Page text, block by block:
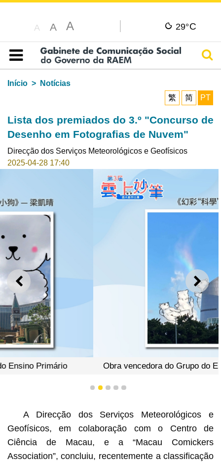
A A A 29°C
Índice
Início
Notícias
繁
简 PT
Lista dos premiados do 3.º "Concurso de
Desenho em Fotografias de Nuvem"
Direcção dos Serviços Meteorológicos e Geofísicos
2025-04-28 17:40
ANTERIOR
Obra vencedora do Grupo do Ensino Secundário Geral
1 2 3 4 5
A Direcção dos Serviços Meteorológicos e
Geofísicos, em colaboração com o Centro de
Ciência de Macau, e a “Macau Comickers
Association”, concluiu, recentemente a classificação